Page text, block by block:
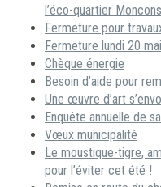
l’éco-quartier
Fermeture pour
Fermeture lundi 20 mai
Chèque énergie
Besoin d’aide pour
Une œuvre d’art
Enquête annuelle de
Vœux municipalité
Le moustique-tigre,
pour l’éviter cet été !